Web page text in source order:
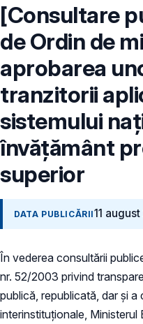
[Consultare
de Ordin de
aprobarea
tranzitorii
sistemului
învățământ
superior
DATA PUBLICĂRII11
În vederea consultării
nr. 52/2003 privind
publică, republicată, dar și a
interinstituționale, Ministerul